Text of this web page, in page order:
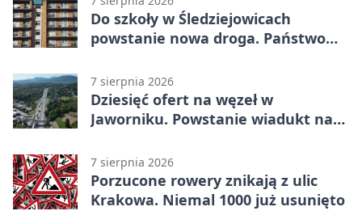
Do szkoły w Śledziejowicach
powstanie nowa droga. Państwo
7 sierpnia 2026
Dziesięć ofert na węzeł w
Jaworniku. Powstanie wiadukt nad
7 sierpnia 2026
Porzucone rowery znikają z ulic
Krakowa. Niemal 1000 już usunięto